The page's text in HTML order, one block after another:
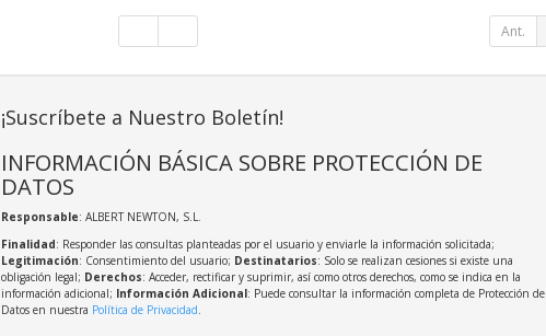
Ant.
¡Suscríbete a Nuestro Boletín!
INFORMACIÓN BÁSICA SOBRE PROTECCIÓN DE
DATOS
Responsable: ALBERT NEWTON, S.L.
Finalidad: Responder las consultas planteadas por el usuario y enviarle la información solicitada;
Legitimación: Consentimiento del usuario; Destinatarios: Solo se realizan cesiones si existe una
obligación legal; Derechos: Acceder, rectificar y suprimir, así como otros derechos, como se indica en la
información adicional; Información Adicional: Puede consultar la información completa de Protección de
Datos en nuestra Política de Privacidad